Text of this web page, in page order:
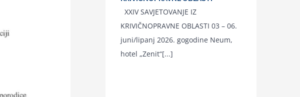
XXIV SAVJETOVANJE IZ
KRIVIČNOPRAVNE OBLASTI 03 – 06.
juni/lipanj 2026. gogodine Neum,
hotel „Zenit“[...]